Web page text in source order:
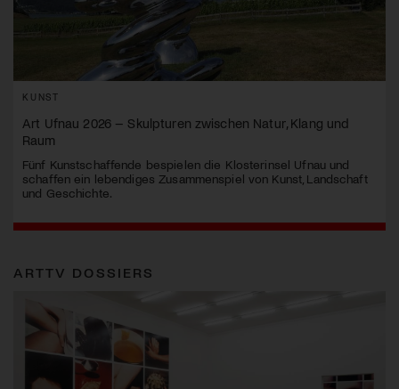
KUNST
Art Ufnau 2026 – Skulpturen zwischen Natur, Klang und
Raum
Fünf Kunstschaffende bespielen die Klosterinsel Ufnau und
schaffen ein lebendiges Zusammenspiel von Kunst, Landschaft
und Geschichte.
ARTTV DOSSIERS